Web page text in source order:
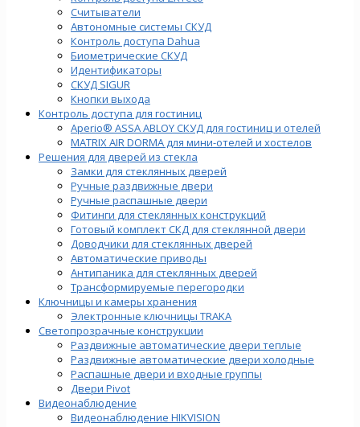
Считыватели
Автономные системы СКУД
Контроль доступа Dahua
Биометрические СКУД
Идентификаторы
СКУД SIGUR
Кнопки выхода
Контроль доступа для гостиниц
Aperio® ASSA ABLOY СКУД для гостиниц и отелей
MATRIX AIR DORMA для мини-отелей и хостелов
Решения для дверей из стекла
Замки для стеклянных дверей
Ручные раздвижные двери
Ручные распашные двери
Фитинги для стеклянных конструкций
Готовый комплект СКД для стеклянной двери
Доводчики для стеклянных дверей
Автоматические приводы
Антипаника для стеклянных дверей
Трансформируемые перегородки
Ключницы и камеры хранения
Электронные ключницы TRAKA
Светопрозрачные конструкции
Раздвижные автоматические двери теплые
Раздвижные автоматические двери холодные
Распашные двери и входные группы
Двери Pivot
Видеонаблюдение
Видеонаблюдение HIKVISION